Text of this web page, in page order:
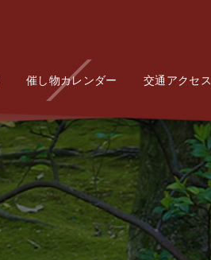
催し物カレンダー
Event 交通アクセス
Access